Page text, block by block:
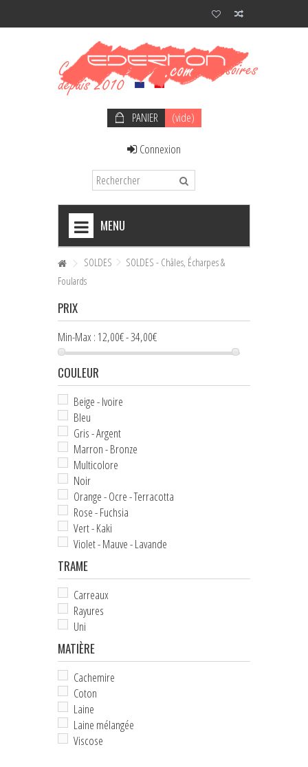
PANIER
(vide)
Connexion
MENU
NOEUDS PAPILLON HOMME
NOEUDS PAPILLON FEMME
NOEUDS PAPILLON ENFANT
+
CRAVATES
ASCOTS & LAVALLIÈRES
POCHETTES & BOUTONNIÈRES
BIJOUX FEMME
BOUTONS DE MANCHETTE
PINCES & ÉPINGLES À CRAVATE
BALEINES DE COL
ACCESSOIRES DE COIFFURE
+
PETITS ACCESSOIRES TEXTILES
CRAVATES & PLASTRONS D'ÉQUITATION
POCHES À FRIANDISES
BIJOUX DE LICOL
CEINTURES DE SMOKING
SOLDES
SOLDES - Châles, Écharpes &
Foulards
PRIX
Min-Max : 12,00€ - 34,00€
COULEUR
Beige - Ivoire
Bleu
Gris - Argent
Marron - Bronze
Multicolore
Noir
Orange - Ocre - Terracotta
Rose - Fuchsia
Vert - Kaki
Violet - Mauve - Lavande
TRAME
Carreaux
Rayures
Uni
MATIÈRE
Cachemire
Coton
Laine
Laine mélangée
Viscose